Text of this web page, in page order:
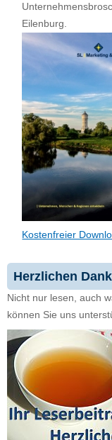
Eilenburg.
Kostenfreier
Herzlichen
Nicht nur lesen, auch
können Sie uns